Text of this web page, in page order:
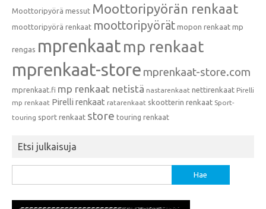
Moottoripyörä messut Moottoripyörän renkaat
moottoripyörä renkaat moottoripyörät mopon renkaat mp
rengas mprenkaat mp renkaat
mprenkaat-store mprenkaat-store.com
mprenkaat.fi mp renkaat netistä nastarenkaat nettirenkaat Pirelli
mp renkaat Pirelli renkaat ratarenkaat skootterin renkaat Sport-
touring sport renkaat store touring renkaat
Etsi julkaisuja